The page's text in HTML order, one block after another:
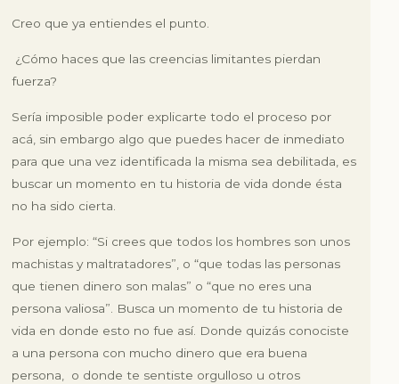
Creo que ya entiendes el punto.
¿Cómo haces que las creencias limitantes pierdan
fuerza?
Sería imposible poder explicarte todo el proceso por
acá, sin embargo algo que puedes hacer de inmediato
para que una vez identificada la misma sea debilitada, es
buscar un momento en tu historia de vida donde ésta
no ha sido cierta.
Por ejemplo:“Si crees que todos los hombres son unos
machistas y maltratadores” , o“que todas las personas
que tienen dinero son malas” o“que no eres una
persona valiosa” . Busca un momento de tu historia de
vida en donde esto no fue así. Donde quizás conociste
a una persona con mucho dinero que era buena
persona, o donde te sentiste orgulloso u otros